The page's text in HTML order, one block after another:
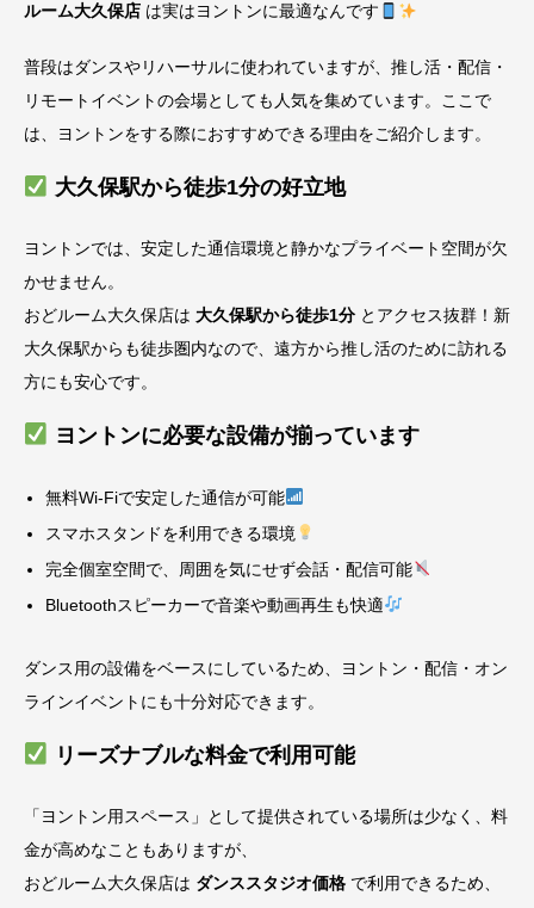
ルーム大久保店 は実はヨントンに最適なんです
普段はダンスやリハーサルに使われていますが、推し活・配信・
リモートイベントの会場としても人気を集めています。ここで
は、ヨントンをする際におすすめできる理由をご紹介します。
大久保駅から徒歩1分の好立地
ヨントンでは、安定した通信環境と静かなプライベート空間が欠
かせません。
おどルーム大久保店は 大久保駅から徒歩1分 とアクセス抜群！新
大久保駅からも徒歩圏内なので、遠方から推し活のために訪れる
方にも安心です。
ヨントンに必要な設備が揃っています
無料Wi-Fiで安定した通信が可能
スマホスタンドを利用できる環境
完全個室空間で、周囲を気にせず会話・配信可能
Bluetoothスピーカーで音楽や動画再生も快適
ダンス用の設備をベースにしているため、ヨントン・配信・オン
ラインイベントにも十分対応できます。
リーズナブルな料金で利用可能
「ヨントン用スペース」として提供されている場所は少なく、料
金が高めなこともありますが、
おどルーム大久保店は ダンススタジオ価格 で利用できるため、